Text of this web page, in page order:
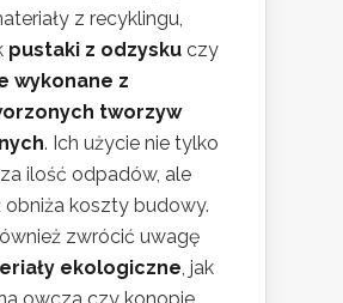
z recyklingu,
pustaki z odzysku czy
wykonane z
tworzyw
. Ich użycie nie tylko
ilość odpadów, ale
obniża koszty budowy.
zwrócić uwagę
ekologiczne, jak